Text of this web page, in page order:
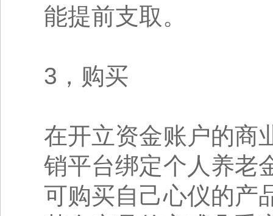
能提前支取。
3，购买
在开立资金账户的商
销平台绑定个人养老
可购买自己心仪的产